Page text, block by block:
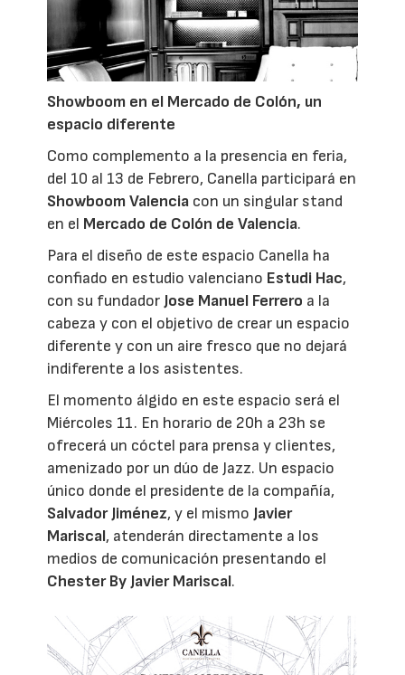
Showboom en el Mercado de Colón, un
espacio diferente
Como complemento a la presencia en feria,
del 10 al 13 de Febrero, Canella participará en
Showboom Valencia con un singular stand
en el Mercado de Colón de Valencia.
Para el diseño de este espacio Canella ha
confiado en estudio valenciano Estudi Hac,
con su fundadorJose Manuel Ferrero a la
cabeza y con el objetivo de crear un espacio
diferente y con un aire fresco que no dejará
indiferente a los asistentes.
El momento álgido en este espacio será el
Miércoles 11. En horario de 20h a 23h se
ofrecerá un cóctel para prensa y clientes,
amenizado por un dúo de Jazz. Un espacio
único donde el presidente de la compañía,
Salvador Jiménez, y el mismoJavier
Mariscal, atenderán directamente a los
medios de comunicación presentando el
Chester By Javier Mariscal.